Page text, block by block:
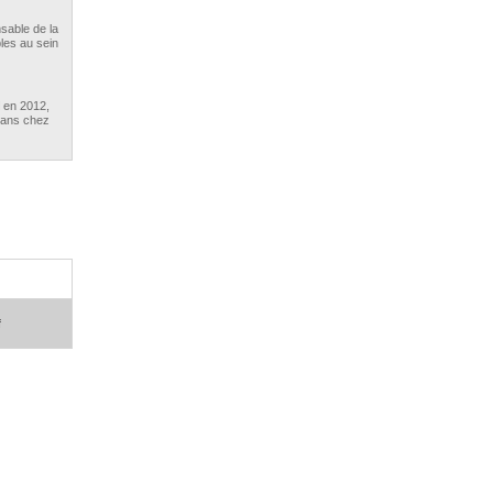
de la
au sein
2012,
chez
en 2013,
...